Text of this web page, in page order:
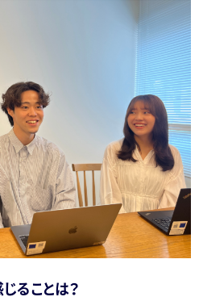
ることは？